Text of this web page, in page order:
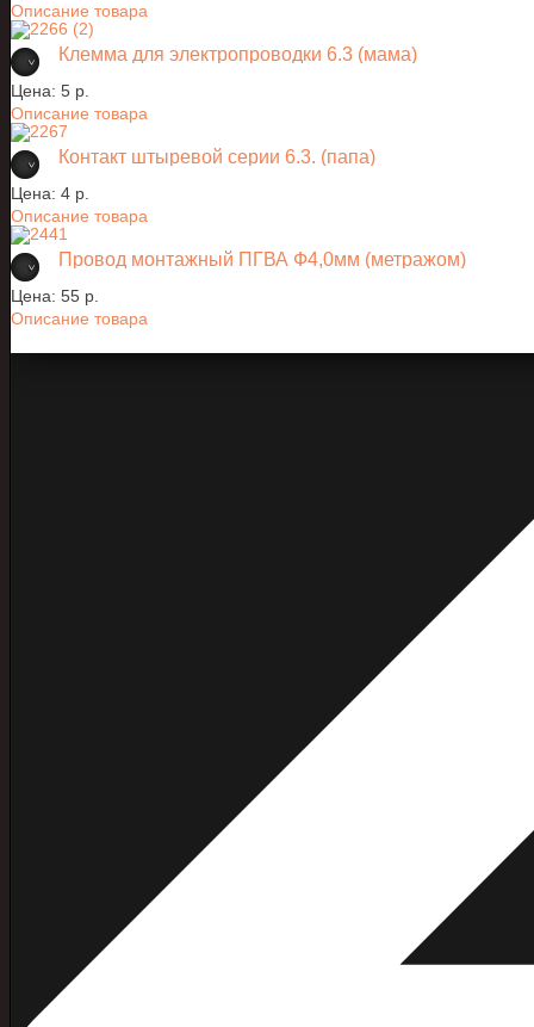
Описание товара
Клемма для электропроводки 6.3 (мама)
Цена: 5 p.
Описание товара
Контакт штыревой серии 6.3. (папа)
Цена: 4 p.
Описание товара
Провод монтажный ПГВА Ф4,0мм (метражом)
Цена: 55 p.
Описание товара